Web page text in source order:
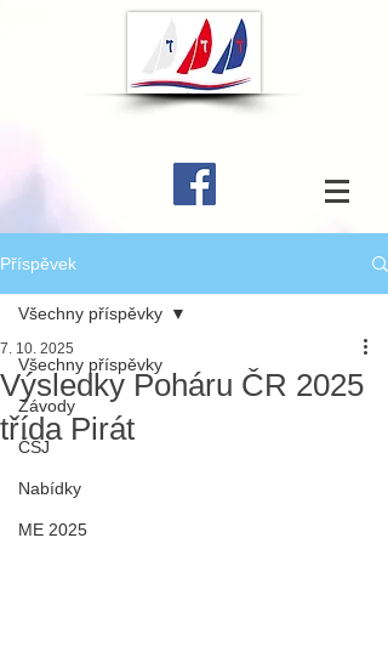
Příspěvek
Všechny příspěvky
Závody
ČSJ
Nabídky
ME 2025
Všechny příspěvky
Výsledky Poháru ČR 2025
třída Pirát
7. 10. 2025